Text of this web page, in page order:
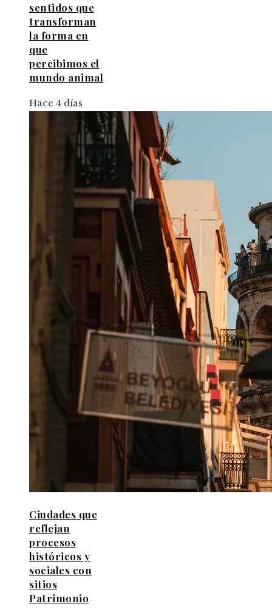
sentidos que
transforman
la forma en
que
percibimos el
mundo animal
Hace 4 días
Ciudades que
reflejan
procesos
históricos y
sociales con
sitios
Patrimonio